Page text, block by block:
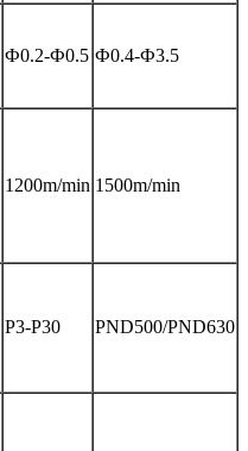
Ф0.2-Ф0.5 Ф0.4-Ф3.5
1200m/min 1500m/min
P3-P30 PND500/PND630